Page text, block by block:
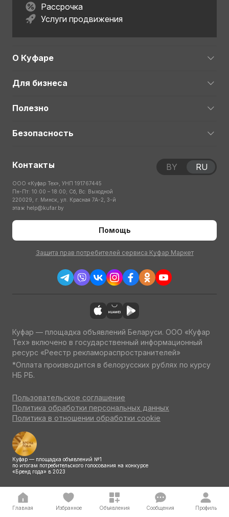
Рассрочка
Услуги продвижения
О Куфаре
Для бизнеса
Полезно
Безопасность
Контакты
ООО «Куфар Тех», УНП 191767445
Пн-Пт: 10:00 – 18:00; Сб, Вс: Выходной
220029, г. Минск, ул. Красная 7А-2, 3-й
этаж help@kufar.by
Помощь
Защита прав потребителей сервиса Куфар Маркет
BY RU
Куфар — площадка объявлений Беларуси. ООО «Куфар
Тех» включено в государственный информационный
ресурс «Реестр рекламораспространителей»
*Оплата производится в белорусских рублях по курсу
НБ РБ.
Пользовательское соглашение
Политика обработки персональных данных
Политика в отношении обработки cookie
Куфар — площадка объявлений №1
по итогам потребительского голосования на конкурсе
«Бренд года» в 2023
Главная Избранное Объявления Сообщения Профиль